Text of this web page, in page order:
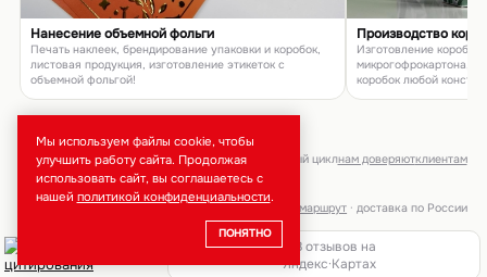
Нанесение объемной фольги
Печать наклеек, брендирование упаковки и коробок,
листовая продукция, изготовление этикеток с
объемной фольгой!
Производство
Изготовление коробок
микрогофрокартона,
коробок любой
брендирование · тиражи от 50 шт · полный циклнам доверяютклиентам
маршрут · доставка по России
★★★★★5,0 218 отзывов на
Яндекс·Картах
Мы используем файлы cookie, чтобы
улучшить работу сайта. Продолжая
использовать сайт, вы соглашаетесь с
нашей политикой конфиденциальности.
ПОНЯТНО